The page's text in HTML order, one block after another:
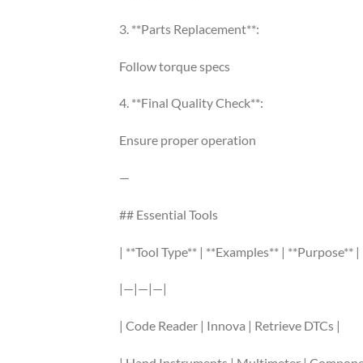
3. **Parts Replacement**:
Follow torque specs
4. **Final Quality Check**:
Ensure proper operation
—
## Essential Tools
| **Tool Type** | **Examples** | **Purpose** |
|—|—|—|
| Code Reader | Innova | Retrieve DTCs |